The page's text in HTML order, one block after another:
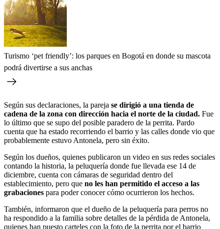
Turismo ‘pet friendly’: los parques en Bogotá en donde su mascota
podrá divertirse a sus anchas
Según sus declaraciones, la pareja se dirigió a una tienda de
cadena de la zona con dirección hacia el norte de la ciudad. Fue
lo último que se supo del posible paradero de la perrita. Pardo
cuenta que ha estado recorriendo el barrio y las calles donde vio que
probablemente estuvo Antonela, pero sin éxito.
Según los dueños, quienes publicaron un video en sus redes sociales
contando la historia, la peluquería donde fue llevada ese 14 de
diciembre, cuenta con cámaras de seguridad dentro del
establecimiento, pero que no les han permitido el acceso a las
grabaciones para poder conocer cómo ocurrieron los hechos.
También, informaron que el dueño de la peluquería para perros no
ha respondido a la familia sobre detalles de la pérdida de Antonela,
quienes han puesto carteles con la foto de la perrita por el barrio